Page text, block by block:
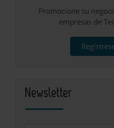
Promocione su
empresas de
Newsletter